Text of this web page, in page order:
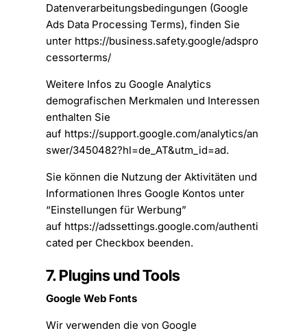
Datenverarbeitungsbedingungen (Google
Ads Data Processing Terms), finden Sie
unter https://business.safety.google/adspro
cessorterms/
Weitere Infos zu Google Analytics
demografischen Merkmalen und Interessen
enthalten Sie
auf https://support.google.com/analytics/an
swer/3450482?hl=de_AT&utm_id=ad.
Sie können die Nutzung der Aktivitäten und
Informationen Ihres Google Kontos unter
“Einstellungen für Werbung”
auf https://adssettings.google.com/authenti
cated per Checkbox beenden.
7. Plugins und Tools
Google Web Fonts
Wir verwenden die von Google